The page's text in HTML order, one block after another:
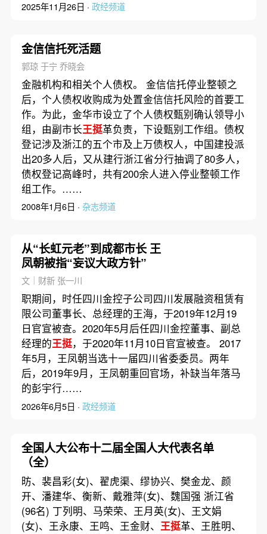
2025年11月26日 · 政经频道
金信信托死活题
郭琼 于宁 乔晓会
金融机构和相关个人债权。 金信信托停业整顿之
后，个人债权收购成为处置金信信托风险的首要工
作。为此，金华市设立了个人债权甄别确认领导小
组，由副市长王挺革负责，下设甄别工作组。债权
登记涉及浙江的五个市及上万债权人，中国建投派
出20多人后，又从建行浙江省分行抽调了80多人，
债权登记高峰时，共有200余人进入停业整顿工作
组工作。……
2008年1月6日 · 杂志频道
从“长虹元老”到成都市长 王
凤朝被指“妄议大政方针”
文｜财新 张一川
职期间，时任四川金控子公司四川发展融资租赁有
限公司董事长、总经理的王海，于2019年12月19
日官宣被查。2020年5月后任四川金控董事、副总
经理的王挺，于2020年11月10日官宣被查。 2017
年5月，王凤朝当选十一届四川省委委员。两年
后，2019年9月，王凤朝重回官场，补缺当年落马
的彭宇行……
2026年6月5日 · 政经频道
全国人大公布十二届全国人大代表名单
（全）
昉、裴昌彩(女)、翟虎渠、缪协兴、樊金龙、颜
开、潘建华、衡新、戴雅萍(女)、魏国强 浙江省
(96名) 丁列明、马荣荣、王月英(女)、王文娟
(女)、王永康、王鸣、王金财、 王挺革、王胜明、